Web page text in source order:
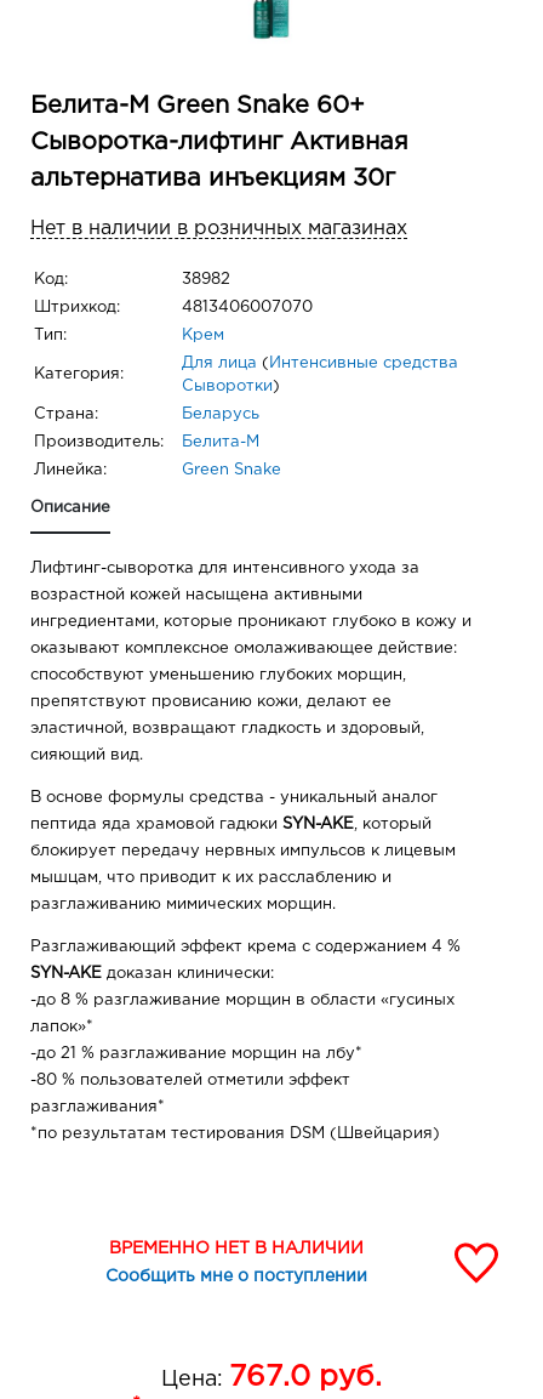
Белита-М Green Snake 60+
Сыворотка-лифтинг Активная
альтернатива инъекциям 30г
Нет в наличии в розничных магазинах
Код: 38982
Штрихкод: 4813406007070
Тип: Крем
Категория:
Для лица ( Интенсивные средства
Сыворотки )
Страна: Беларусь
Производитель: Белита-М
Линейка: Green Snake
Описание
Лифтинг-сыворотка для интенсивного ухода за
возрастной кожей насыщена активными
ингредиентами, которые проникают глубоко в кожу и
оказывают комплексное омолаживающее действие:
способствуют уменьшению глубоких морщин,
препятствуют провисанию кожи, делают ее
эластичной, возвращают гладкость и здоровый,
сияющий вид.
В основе формулы средства - уникальный аналог
пептида яда храмовой гадюки SYN-AKE, который
блокирует передачу нервных импульсов к лицевым
мышцам, что приводит к их расслаблению и
разглаживанию мимических морщин.
Разглаживающий эффект крема с содержанием 4 %
SYN-AKE доказан клинически:
-до 8 % разглаживание морщин в области «гусиных
лапок»*
-до 21 % разглаживание морщин на лбу*
-80 % пользователей отметили эффект
разглаживания*
*по результатам тестирования DSM (Швейцария)
обратимо (через некоторое время после прекращения
курса применения средства кожа возвращается к
движение мышц и способствует разглаживанию
морщин, не нарушая естественной мимики лица.
ВРЕМЕННО НЕТ В НАЛИЧИИ
Сообщить мне о поступлении
Цена: 767.0 руб.